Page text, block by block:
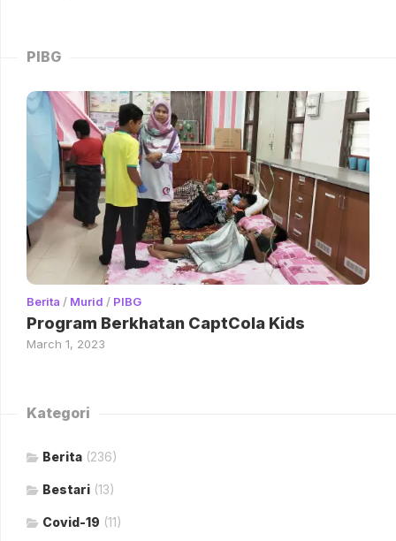
PIBG
Berita / Murid / PIBG
Program Berkhatan CaptCola Kids
March 1, 2023
Kategori
Berita (236)
Bestari (13)
Covid-19 (11)